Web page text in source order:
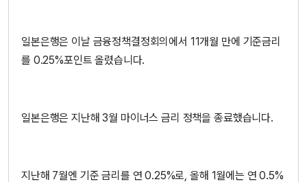
일본은행은 이날 금융정책결정회의에서 11개월 만에 기준금리
를 0.25%포인트 올렸습니다.
일본은행은 지난해 3월 마이너스 금리 정책을 종료했습니다.
지난해 7월엔 기준 금리를 연 0.25%로, 올해 1월에는 연 0.5%